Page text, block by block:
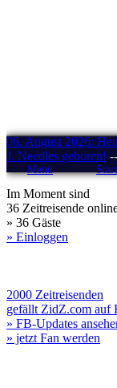
06. August 2026:
J. Needles geboren! --
Menü Start
Im Moment sind
36 Zeitreisende
» 36 Gäste
» Einloggen
2000 Zeitreisenden
gefällt ZidZ.com auf
» FB-Updates
» jetzt Fan werden